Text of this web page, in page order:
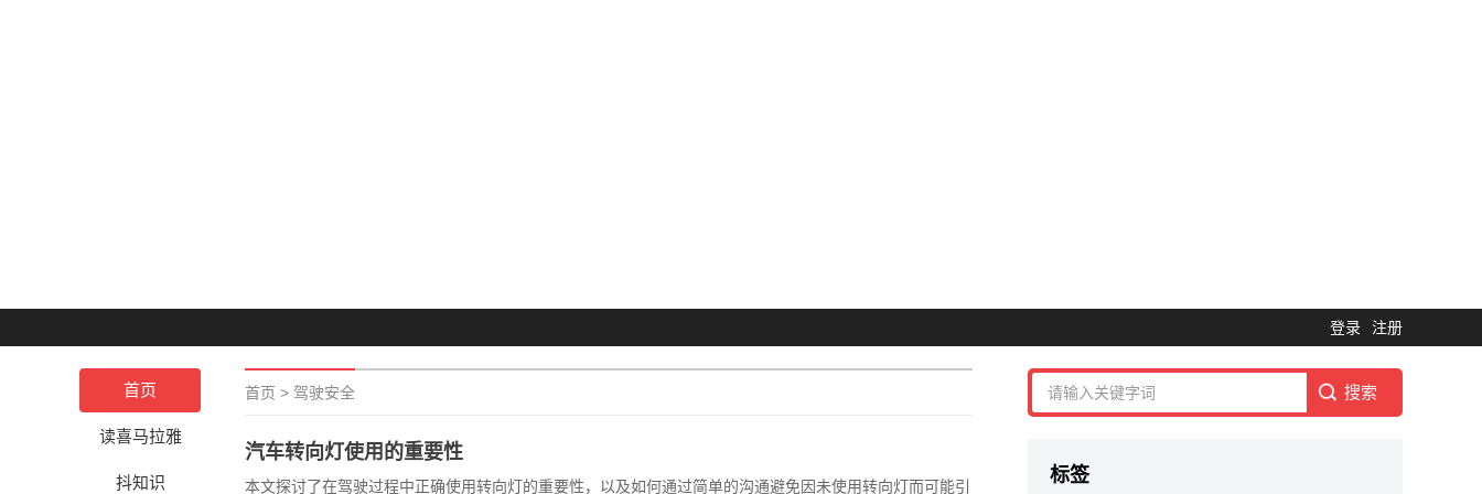
登录 注册
首页
读喜马拉雅
抖知识
首页 > 驾驶安全
汽车转向灯使用的重要性
本文探讨了在驾驶过程中正确使用转向灯的重要性，以及如何通过简单的沟通避免因未使用转向灯而可能引
标签